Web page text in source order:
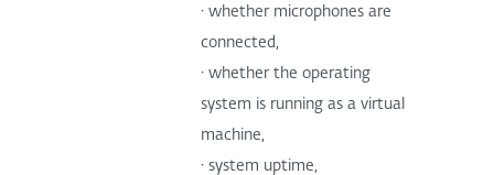
· whether microphones are
connected,
· whether the operating
system is running as a virtual
machine,
· system uptime,